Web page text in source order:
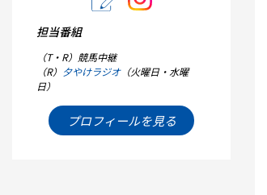
担当番組
（T・R）競馬中継
（R） 夕やけラジオ（火曜日・水曜
日）
プロフィールを見る